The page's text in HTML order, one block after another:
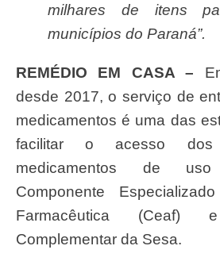
milhares de itens
municípios do Paraná”.
REMÉDIO EM CASA –
desde 2017, o serviço de
medicamentos é uma das
facilitar o acesso dos
medicamentos de
Componente
Farmacêutica
Complementar da Sesa.